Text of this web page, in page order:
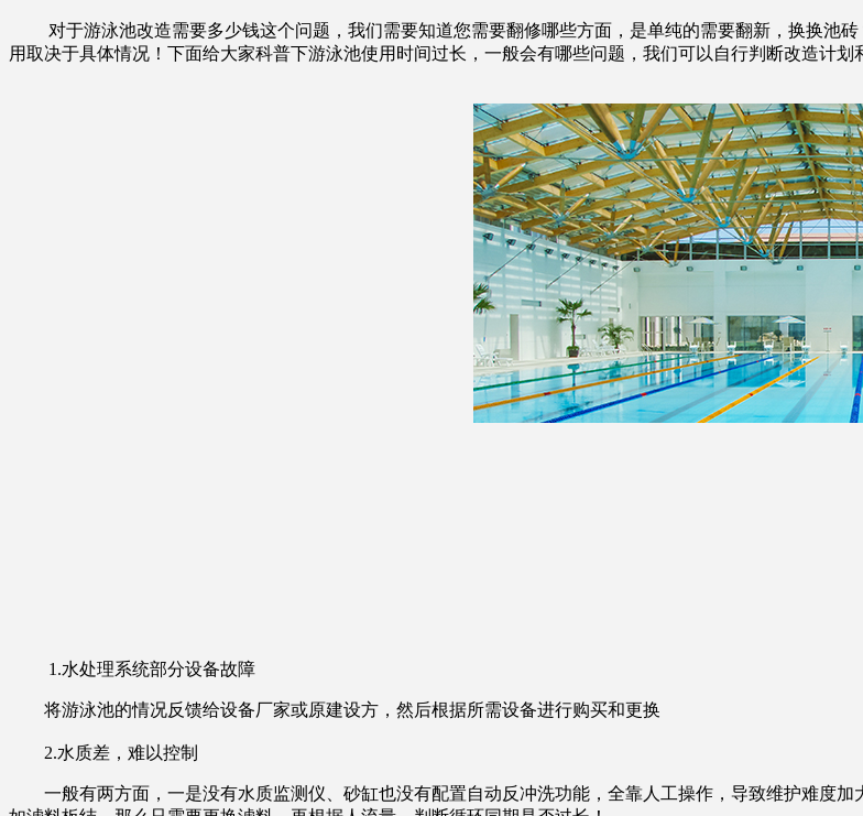
对于游泳池改造需要多少钱这个问题，我们需要知道您需要翻修哪些方面，是单纯的需要翻新，换换池
用取决于具体情况！下面给大家科普下游泳池使用时间过长，一般会有哪些问题，我们可以自行判断改造计划
1.水处理系统部分设备故障
将游泳池的情况反馈给设备厂家或原建设方，然后根据所需设备进行购买和更换
2.水质差，难以控制
一般有两方面，一是没有水质监测仪、砂缸也没有配置自动反冲洗功能，全靠人工操作，导致维护难度加